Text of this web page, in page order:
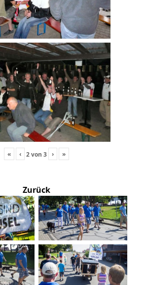
« ‹ 2von 3 › »
Zurück